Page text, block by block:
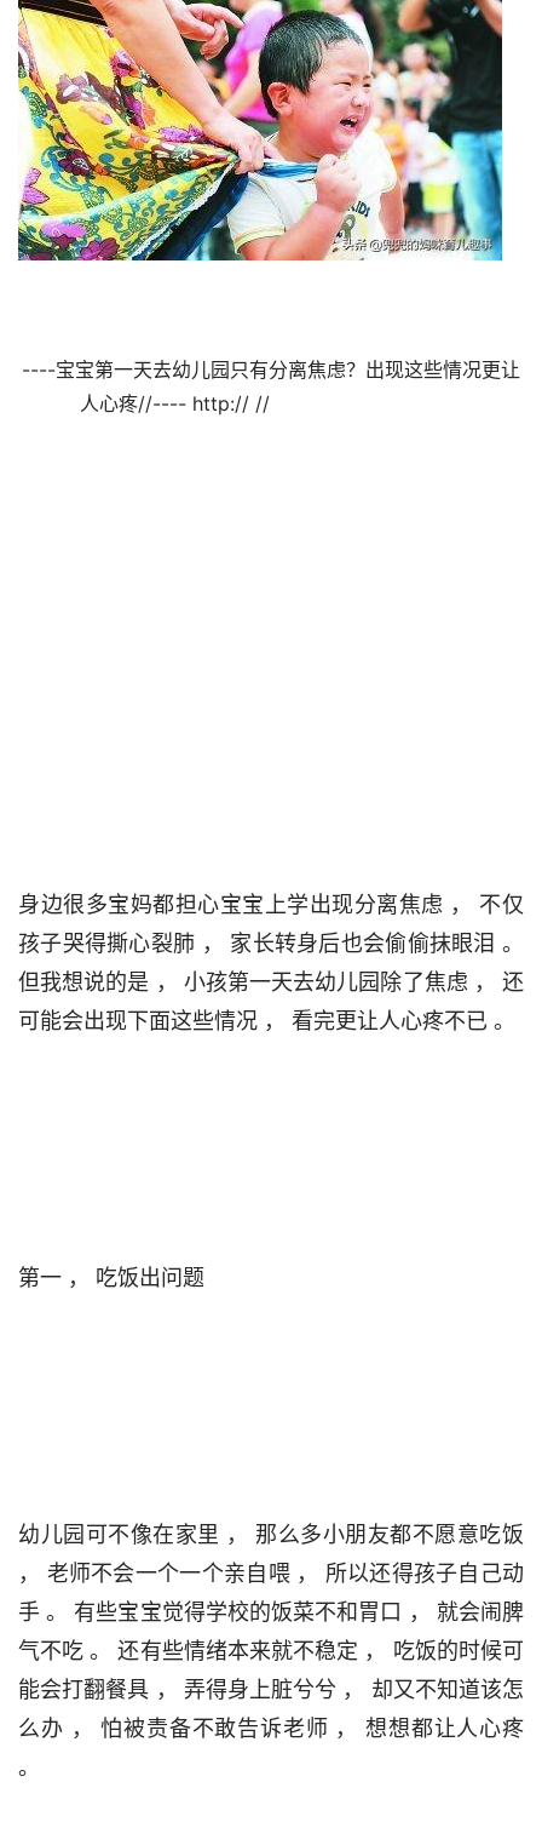
----宝宝第一天去幼儿园只有分离焦虑？出现这些情况更让
人心疼//---- http:// //
身边很多宝妈都担心宝宝上学出现分离焦虑 ， 不仅
孩子哭得撕心裂肺 ， 家长转身后也会偷偷抹眼泪 。
但我想说的是 ， 小孩第一天去幼儿园除了焦虑 ， 还
可能会出现下面这些情况 ， 看完更让人心疼不已 。
第一 ， 吃饭出问题
幼儿园可不像在家里 ， 那么多小朋友都不愿意吃饭
， 老师不会一个一个亲自喂 ， 所以还得孩子自己动
手 。 有些宝宝觉得学校的饭菜不和胃口 ， 就会闹脾
气不吃 。 还有些情绪本来就不稳定 ， 吃饭的时候可
能会打翻餐具 ， 弄得身上脏兮兮 ， 却又不知道该怎
么办 ， 怕被责备不敢告诉老师 ， 想想都让人心疼
。